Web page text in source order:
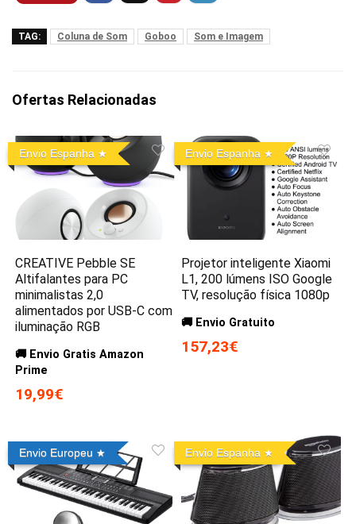
TAG: Coluna de Som Goboo Som e Imagem
Ofertas Relacionadas
Envio Espanha
CREATIVE Pebble SE
Altifalantes para PC
minimalistas 2,0
alimentados por USB-C com
iluminação RGB
🚚 Envio Gratis Amazon
Prime
19,99€
Envio Espanha
Projetor inteligente Xiaomi
L1, 200 lúmens ISO Google
TV, resolução física 1080p
🚚 Envio Gratuito
157,23€
Envio Europeu Envio Espanha